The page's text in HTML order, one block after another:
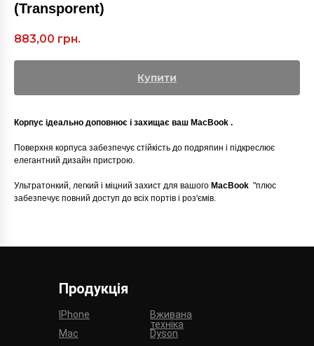
(Transporent)
883,00 грн.
Купити
Корпус ідеально доповнює і захищає ваш MacBook .
Поверхня корпуса забезпечує стійкість до подряпин і підкреслює
елегантний дизайн пристрою.
Ультратонкий, легкий і міцний захист для вашого MacBook "плюс
забезпечує повний доступ до всіх портів і роз'ємів.
Продукція
IPhone
Mac
Вживана
техніка
Dyson